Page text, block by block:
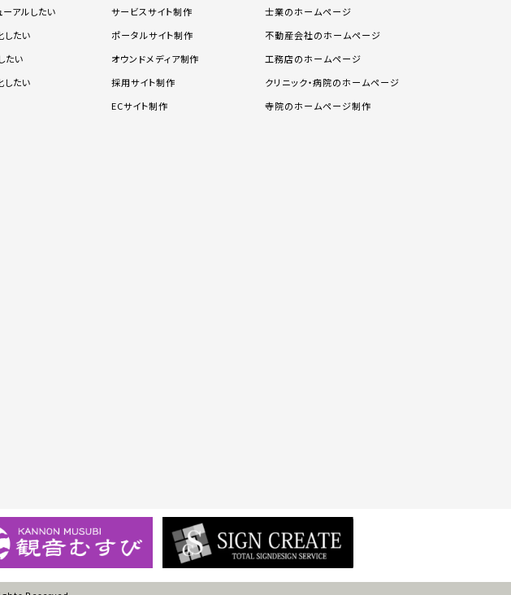
ーアルしたい
したい
たい
したい
サービスサイト制作
ポータルサイト制作
オウンドメディア制作
採用サイト制作
ECサイト制作
士業のホームページ
不動産会社のホームページ
工務店のホームページ
クリニック・病院のホームページ
寺院のホームページ制作